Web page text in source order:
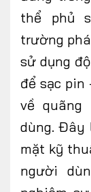
thể phủ
trường
sử dụng
để sạc
về quãng
dùng. Đây
mặt kỹ
người